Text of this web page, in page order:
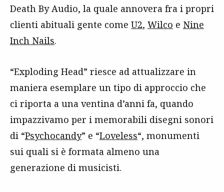
Death By Audio, la quale annovera fra i propri
clienti abituali gente come U2, Wilco e Nine
Inch Nails.
“Exploding Head” riesce ad attualizzare in
maniera esemplare un tipo di approccio che
ci riporta a una ventina d’anni fa, quando
impazzivamo per i memorabili disegni sonori
di “Psychocandy” e “Loveless“, monumenti
sui quali si è formata almeno una
generazione di musicisti.